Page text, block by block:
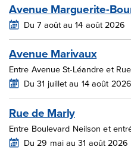
Avenue Marguerite-
Du 7 août au 14 août 2026
Avenue Marivaux
Entre Avenue St-Léandre et
Du 31 juillet au 14 août 2026
Rue de Marly
Entre Boulevard Neilson et
Du 29 mai au 31 août 2026